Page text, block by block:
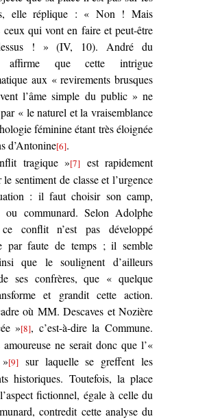
elle réplique : « Non ! Mais
ceux qui vont en faire et peut-être
! » (IV, 10). André du
affirme que cette intrigue
aux « revirements brusques
l’âme simple du public » ne
« le naturel et la vraisemblance
féminine étant très éloignée
d’Antonine[6].
tragique »[7] est rapidement
sentiment de classe et l’urgence
: il faut choisir son camp,
ou communard. Selon Adolphe
conflit n’est pas développé
par faute de temps ; il semble
que le soulignent d’ailleurs
ses confrères, que « quelque
et grandit cette action.
où MM. Descaves et Nozière
»[8], c’est-à-dire la Commune.
amoureuse ne serait donc que l’«
[9]sur laquelle se greffent les
historiques. Toutefois, la place
fictionnel, égale à celle du
contredit cette analyse du